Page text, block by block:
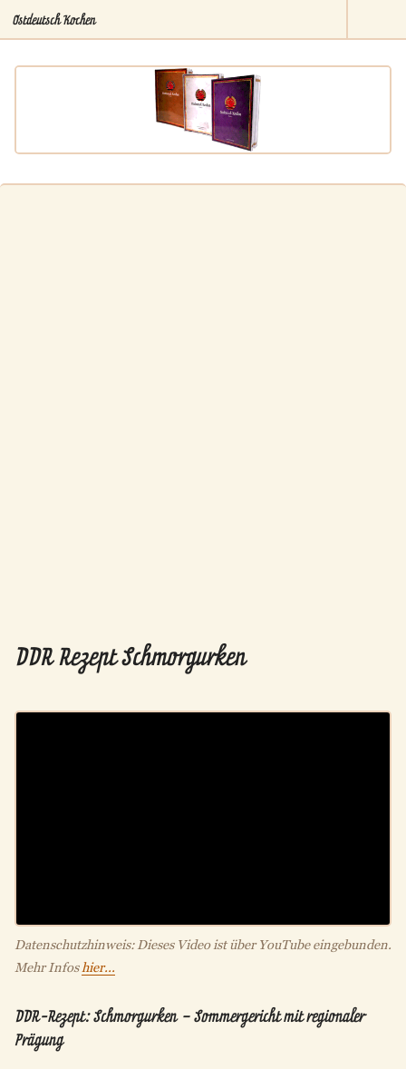
Ostdeutsch Kochen
DDR Rezept Schmorgurken
Datenschutzhinweis: Dieses Video ist über YouTube eingebunden.
Mehr Infoshier...
DDR-Rezept: Schmorgurken – Sommergericht mit regionaler
Prägung